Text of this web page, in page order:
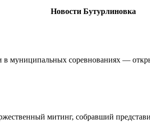
Новости Бутурлиновка
муниципальных соревнованиях —
митинг, собравший